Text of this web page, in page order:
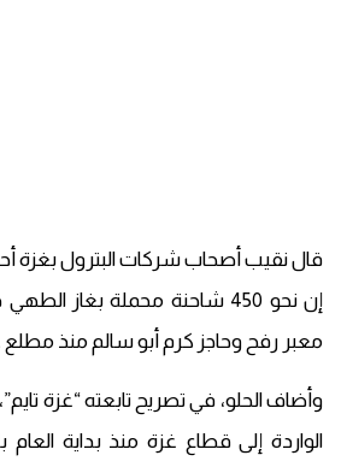
قال نقيب أصحاب شركات البترول بغزة أحمد
إن نحو 450 شاحنة محملة بغاز
معبر رفح وحاجز كرم أبو سالم منذ مطلع عام
وأضاف الحلو، في تصريح تابعته “غزة